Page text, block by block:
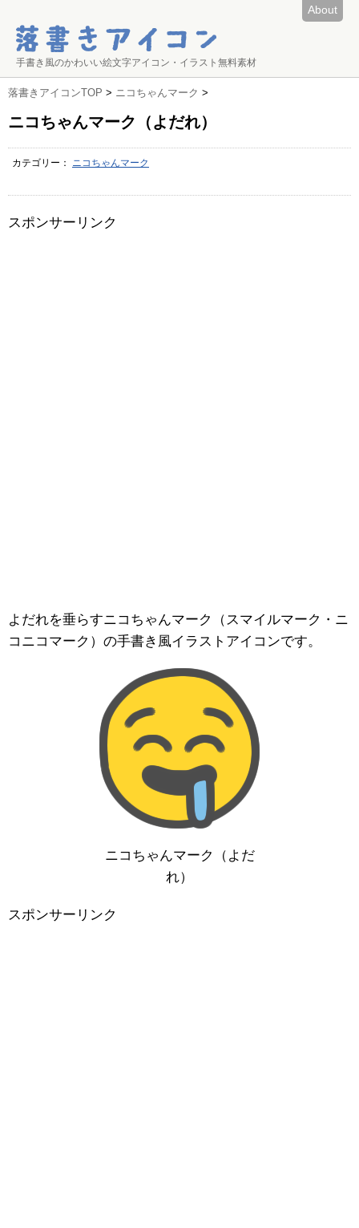
About
手書き風のかわいい絵文字アイコン・イラスト無料素材
落書きアイコンTOP > ニコちゃんマーク >
ニコちゃんマーク（よだれ）
カテゴリー： ニコちゃんマーク
スポンサーリンク
よだれを垂らすニコちゃんマーク（スマイルマーク・ニ
コニコマーク）の手書き風イラストアイコンです。
ニコちゃんマーク（よだ
れ）
スポンサーリンク